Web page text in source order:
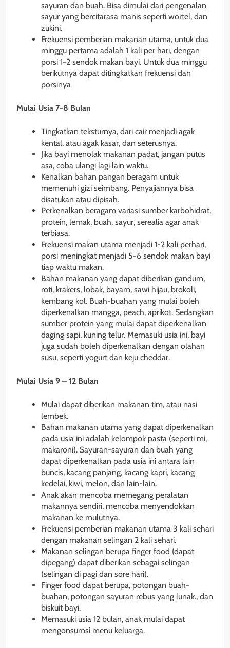
sayuran dan buah. Bisa dimulai dari pengenalan
sayur yang bercitarasa manis seperti wortel, dan
zukini.
Frekuensi pemberian makanan utama, untuk dua
minggu pertama adalah 1 kali per hari, dengan
porsi 1-2 sendok makan bayi. Untuk dua minggu
berikutnya dapat ditingkatkan frekuensi dan
porsinya
Mulai Usia 7-8 Bulan
Tingkatkan teksturnya, dari cair menjadi agak
kental, atau agak kasar, dan seterusnya.
Jika bayi menolak makanan padat, jangan putus
asa, coba ulangi lagi lain waktu.
Kenalkan bahan pangan beragam untuk
memenuhi gizi seimbang. Penyajiannya bisa
disatukan atau dipisah.
Perkenalkan beragam variasi sumber karbohidrat,
protein, lemak, buah, sayur, serealia agar anak
terbiasa.
Frekuensi makan utama menjadi 1-2 kali perhari,
porsi meningkat menjadi 5-6 sendok makan bayi
tiap waktu makan.
Bahan makanan yang dapat diberikan gandum,
roti, krakers, lobak, bayam, sawi hijau, brokoli,
kembang kol. Buah-buahan yang mulai boleh
diperkenalkan mangga, peach, aprikot. Sedangkan
sumber protein yang mulai dapat diperkenalkan
daging sapi, kuning telur. Memasuki usia ini, bayi
juga sudah boleh diperkenalkan dengan olahan
susu, seperti yogurt dan keju cheddar.
Mulai Usia 9 – 12 Bulan
Mulai dapat diberikan makanan tim, atau nasi
lembek.
Bahan makanan utama yang dapat diperkenalkan
pada usia ini adalah kelompok pasta (seperti mi,
makaroni). Sayuran-sayuran dan buah yang
dapat diperkenalkan pada usia ini antara lain
buncis, kacang panjang, kacang kapri, kacang
kedelai, kiwi, melon, dan lain-lain.
Anak akan mencoba memegang peralatan
makannya sendiri, mencoba menyendokkan
makanan ke mulutnya.
Frekuensi pemberian makanan utama 3 kali sehari
dengan makanan selingan 2 kali sehari.
Makanan selingan berupa finger food (dapat
dipegang) dapat diberikan sebagai selingan
(selingan di pagi dan sore hari).
Finger food dapat berupa, potongan buah-
buahan, potongan sayuran rebus yang lunak., dan
biskuit bayi.
Memasuki usia 12 bulan, anak mulai dapat
mengonsumsi menu keluarga.